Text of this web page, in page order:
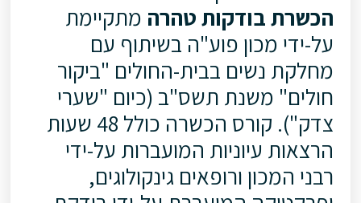
הכשרת בודקות טהרה מתקיימת
על-ידי מכון פוע"ה בשיתוף עם
מחלקת נשים בבית-החולים "ביקור
חולים" משנת תשס"ב (כיום "שערי
צדק"). קורס הכשרה כולל 48 שעות
הרצאות עיוניות המועברות על-ידי
רבני המכון ורופאים גינקולוגים,